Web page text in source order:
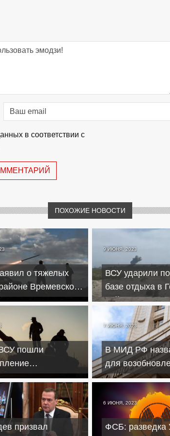
в соответствии с
ПОХОЖИЕ НОВОСТИ
о тяжелых
Времевского
в Запорожье
9 ИЮНЯ, 2023
ВСУ ударили по
базе отдыха в
районе под
пошли
фронте и
7 ИЮНЯ, 2023
В МИД РФ
для
переговоров
Киева
призвал
6 ИЮНЯ, 2023
ФСБ: разведка